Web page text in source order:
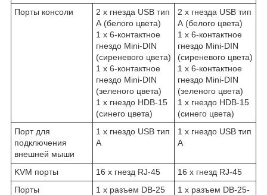
Порты консоли
2 x гнезда USB тип
А (белого цвета)
1 x 6-контактное
гнездо Mini-DIN
(сиреневого цвета)
1 x 6-контактное
гнездо Mini-DIN
(зеленого цвета)
1 x гнездо HDB-15
(синего цвета)
2 x гнезда USB тип
А (белого цвета)
1 x 6-контактное
гнездо Mini-DIN
(сиреневого цвета)
1 x 6-контактное
гнездо Mini-DIN
(зеленого цвета)
1 x гнездо HDB-15
(синего цвета)
Порт для
подключения
внешней мыши
1 x гнездо USB тип
А
1 x гнездо USB тип
А
KVM порты 16 x гнезд RJ-45
16 x гнезд RJ-45
Порты
1 x разъем DB-25
1 x разъем DB-25-